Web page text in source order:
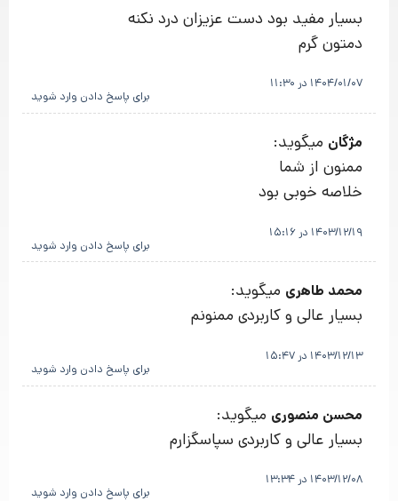
بسیار مفید بود دست عزیزان درد نکنه
دمتون گرم
1404/01/07 در 11:30
برای پاسخ دادن وارد شوید
مژگان میگوید:
ممنون از شما
خلاصه خوبی بود
1403/12/19 در 15:16
برای پاسخ دادن وارد شوید
محمد طاهری میگوید:
بسیار عالی و کاربردی ممنونم
1403/12/13 در 15:47
برای پاسخ دادن وارد شوید
محسن منصوری میگوید:
بسیار عالی و کاربردی سپاسگزارم
1403/12/08 در 13:34
برای پاسخ دادن وارد شوید